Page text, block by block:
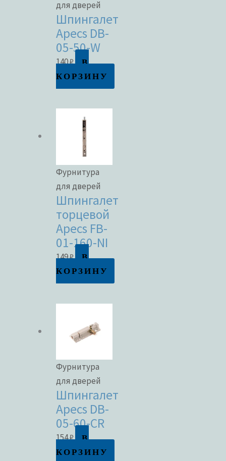
для дверей
Шпингалет
Apecs DB-
05-50-W
140₽
В
КОРЗИНУ
Фурнитура
для дверей
Шпингалет
торцевой
Apecs FB-
01-160-NI
149₽
В
КОРЗИНУ
Фурнитура
для дверей
Шпингалет
Apecs DB-
05-60-CR
154₽
В
КОРЗИНУ